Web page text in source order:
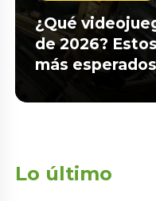
¿Qué
de 2026?
más esperados
Lo último